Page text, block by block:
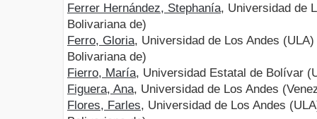
Ferrer Hernández, Stephanía, Universidad de
Bolivariana de)
Ferro, Gloria, Universidad de Los Andes
Bolivariana de)
Fierro, María, Universidad Estatal de Bolívar
Figuera, Ana, Universidad de Los Andes
Flores, Farles, Universidad de Los Andes